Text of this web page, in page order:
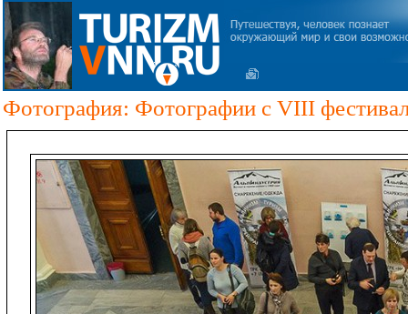
Фотография: Фотографии с VIII